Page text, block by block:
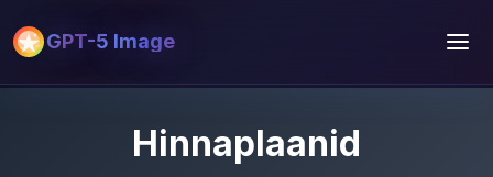
GPT-5 Image
Hinnaplaanid